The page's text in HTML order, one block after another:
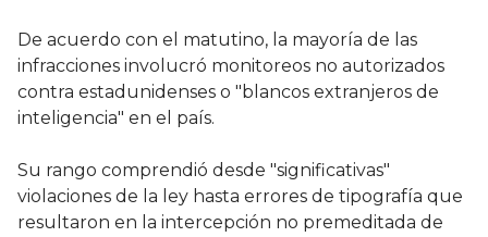
De acuerdo con el matutino, la mayoría de las
infracciones involucró monitoreos no autorizados
contra estadunidenses o "blancos extranjeros de
inteligencia" en el país.
Su rango comprendió desde "significativas"
violaciones de la ley hasta errores de tipografía que
resultaron en la intercepción no premeditada de